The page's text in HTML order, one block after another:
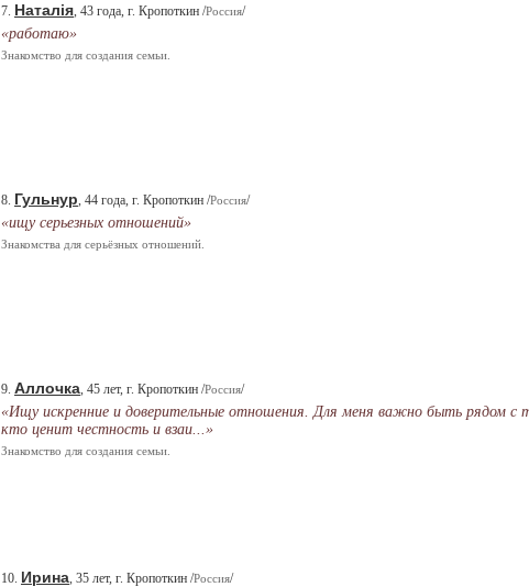
7. Наталія, 43 года, г. Кропоткин /Россия/
«работаю»
Знакомство для создания семьи.
8. Гульнур, 44 года, г. Кропоткин /Россия/
«ищу серьезных отношений»
Знакомства для серьёзных отношений.
9. Аллочка, 45 лет, г. Кропоткин /Россия/
«Ищу искренние и доверительные отношения. Для меня важно быть рядом с
кто ценит честность и взаи...»
Знакомство для создания семьи.
10. Ирина, 35 лет, г. Кропоткин /Россия/